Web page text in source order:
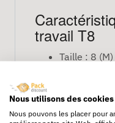
travail T8
Taille : 8 (M)
Type :
Nous utilisons des cookies
Nous pouvons les placer pour